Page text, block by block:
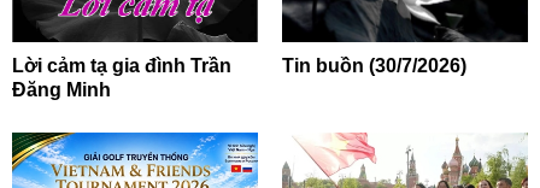
Lời cảm tạ gia đình Trần
Đăng Minh
Tin buồn (30/7/2026)